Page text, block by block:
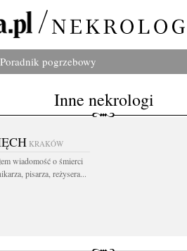
Poradnik pogrzebowy
Inne nekrologi
KRAKÓW
wiadomość o śmierci
pisarza, reżysera...